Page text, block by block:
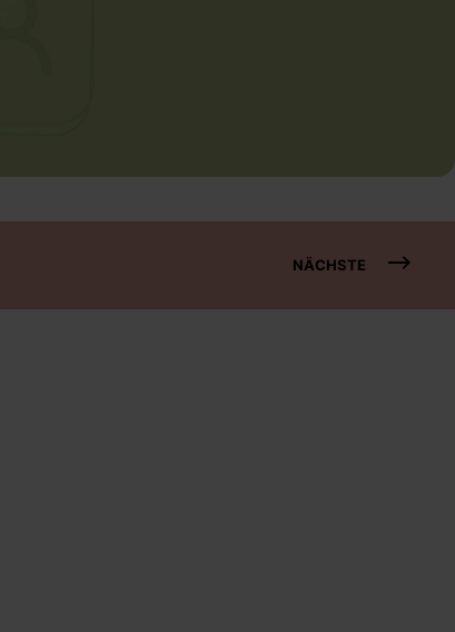
NÄCHSTE